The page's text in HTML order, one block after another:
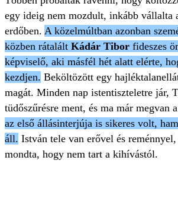
egy ideig nem mozdult, inkább vállalta
erdőben. A közelmúltban azonban
közben rátalált Kádár Tibor fideszes
képviselő, aki másfél hét alatt elérte,
kezdjen. Beköltözött egy
magát. Minden nap istentiszteletre jár,
tüdőszűrésre ment, és ma már megvan
az első állásinterjúja is sikeres volt,
áll. István tele van erővel és
mondta, hogy nem tart a kihívástól.